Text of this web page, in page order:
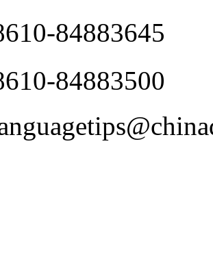
84883645
84883500